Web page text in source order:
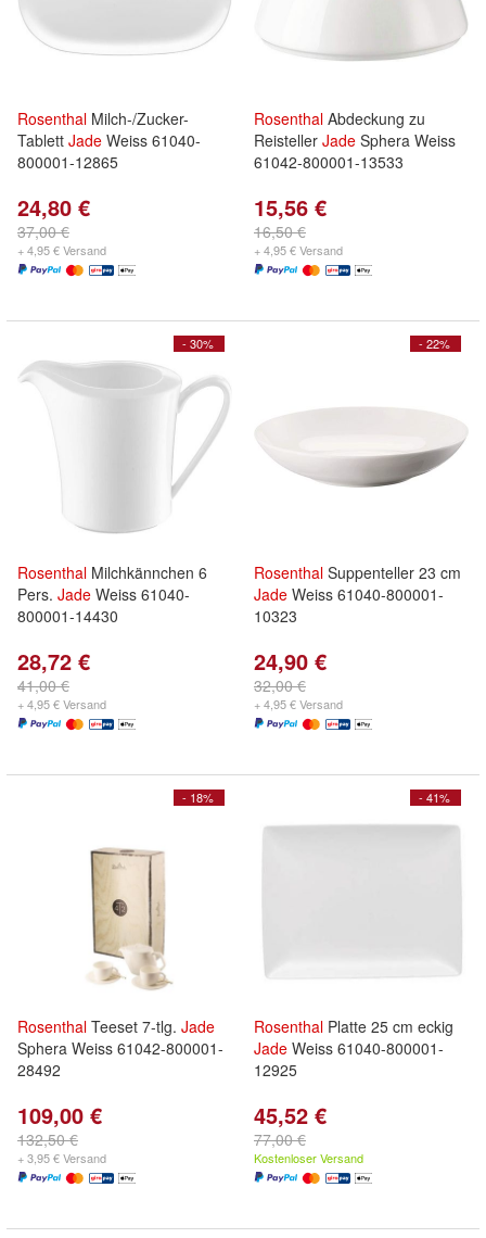
Rosenthal Milch-/Zucker-
Tablett Jade Weiss 61040-
800001-12865
24,80 €
37,00 €
+ 4,95 € Versand
Rosenthal Abdeckung zu
Reisteller Jade Sphera Weiss
61042-800001-13533
15,56 €
16,50 €
+ 4,95 € Versand
- 30%
Rosenthal Milchkännchen 6
Pers. Jade Weiss 61040-
800001-14430
28,72 €
41,00 €
+ 4,95 € Versand
- 22%
Rosenthal Suppenteller 23 cm
Jade Weiss 61040-800001-
10323
24,90 €
32,00 €
+ 4,95 € Versand
- 18%
Rosenthal Teeset 7-tlg. Jade
Sphera Weiss 61042-800001-
28492
109,00 €
132,50 €
+ 3,95 € Versand
- 41%
Rosenthal Platte 25 cm eckig
Jade Weiss 61040-800001-
12925
45,52 €
77,00 €
Kostenloser Versand